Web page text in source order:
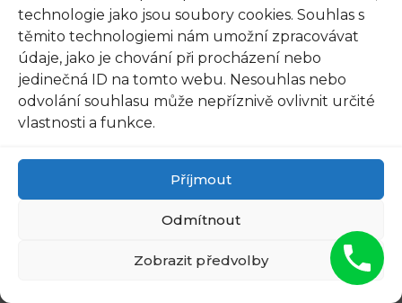
technologie jako jsou soubory cookies. Souhlas s
těmito technologiemi nám umožní zpracovávat
údaje, jako je chování při procházení nebo
jedinečná ID na tomto webu. Nesouhlas nebo
odvolání souhlasu může nepříznivě ovlivnit určité
vlastnosti a funkce.
Příjmout
Odmítnout
Zobrazit předvolby
důležité.
Doporučujeme:
Zamčené Dveře v
Co dělat, když od
auta ztratíš klíč: